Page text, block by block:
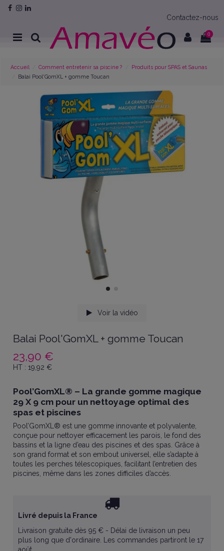
Contactez-nous
0
Accueil Comment entretenir sa piscine ?
Produits pour SPAS et Saunas
Balai Pool'GomXL + gomme Toucan
Voir la vidéo
Balai Pool'GomXL + gomme Toucan
23,90 €
HT : 19,92€
Pool’GomXL® – La grande gomme magique
29 X 9 cm pour un nettoyage optimal des
spas et piscines
Pool’GomXL® est une gomme innovante et polyvalente,
conçue pour nettoyer efficacement les parois, le fond des
bassins et la ligne d’eau des piscines et des spas. Grâce à
son grand format et son embout universel, elle s’adapte à
toutes les perches télescopiques, facilitant l’entretien des
piscines, même dans les zones difficiles d’accès.
Livré depuis la France
Livraison gratuite dès 95 € - Délai de livraison un peu
plus long que d'ordinaire. Les commandes partiront le 17
août.